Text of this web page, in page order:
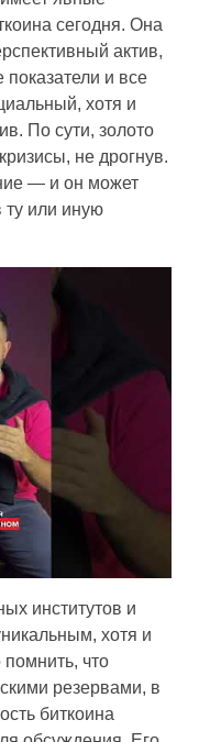
сегодня. Она
актив,
и все
хотя и
По сути, золото
не дрогнув.
— и он может
ту или иную
институтов и
хотя и
что
резервами, в
биткоина